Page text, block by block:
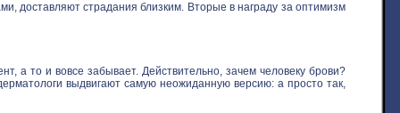
доставляют страдания близким. Вторые в награду за оптимизм
а то и вовсе забывает. Действительно, зачем человеку брови?
выдвигают самую неожиданную версию: а просто так,